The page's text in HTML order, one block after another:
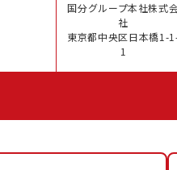
国分グループ本社株式
社
東京都中央区日本橋1-
1